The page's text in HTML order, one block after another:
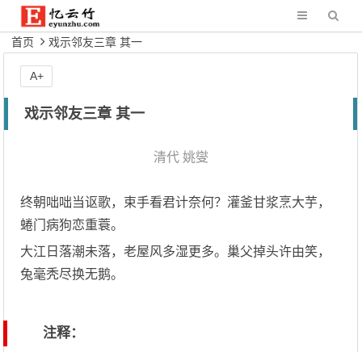
首页 戏示邻友三章 其一
戏示邻友三章 其一
清代 姚燮
终朝咄咄当讴歌，束手看君计奈何？灌釜甘浆烹大芋，
蜷门病狗恋重蓑。
大江日落潮未落，老屋风多湿更多。巢父掉头许由笑，
兔毫秃尽换无鹅。
注释：
A+